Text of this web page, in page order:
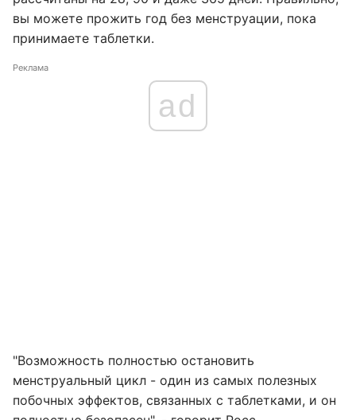
вы можете прожить год без менструации, пока
принимаете таблетки.
Реклама
ad
"Возможность полностью остановить
менструальный цикл - один из самых полезных
побочных эффектов, связанных с таблетками, и он